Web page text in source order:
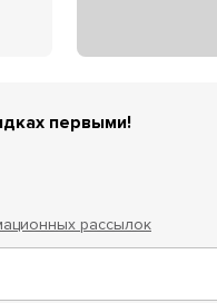
первыми!
рассылок